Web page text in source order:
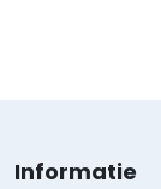
Informatie